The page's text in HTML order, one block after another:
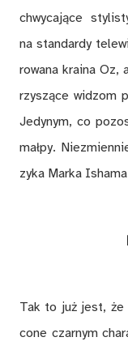
chwy­ca­ją­ce
na stan­dar­dy
ro­wa­na kra­ina
rzy­szą­ce wi­dzom
Je­dy­nym, co
mał­py.
zy­ka Mar­ka
Tak to już jest,
co­ne czar­nym